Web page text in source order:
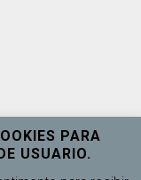
PARA
USUARIO.